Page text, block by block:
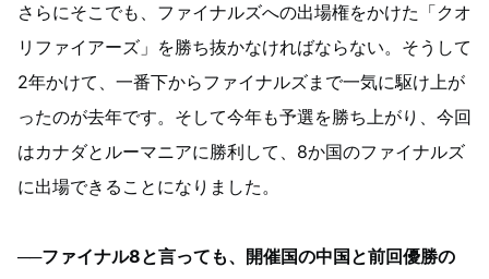
さらにそこでも、ファイナルズへの出場権をかけた「クオ
リファイアーズ」を勝ち抜かなければならない。そうして
2年かけて、一番下からファイナルズまで一気に駆け上が
ったのが去年です。そして今年も予選を勝ち上がり、今回
はカナダとルーマニアに勝利して、8か国のファイナルズ
に出場できることになりました。
──ファイナル8と言っても、開催国の中国と前回優勝の